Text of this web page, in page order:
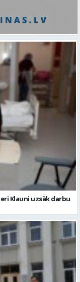
Klauni uzsāk darbu